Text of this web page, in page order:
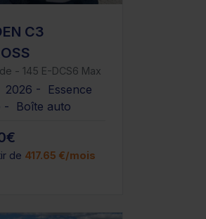
C3
- 145 E-DCS6 Max
2026 - Essence
- Boîte auto
de 417.65 €/mois